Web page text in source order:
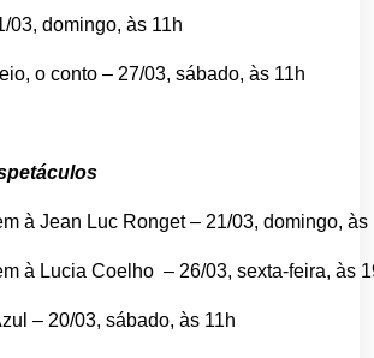
03, domingo, às 11h
o conto – 27/03, sábado, às 11h
à Jean Luc Ronget – 21/03, domingo, às
à Lucia Coelho – 26/03, sexta-feira, às
– 20/03, sábado, às 11h